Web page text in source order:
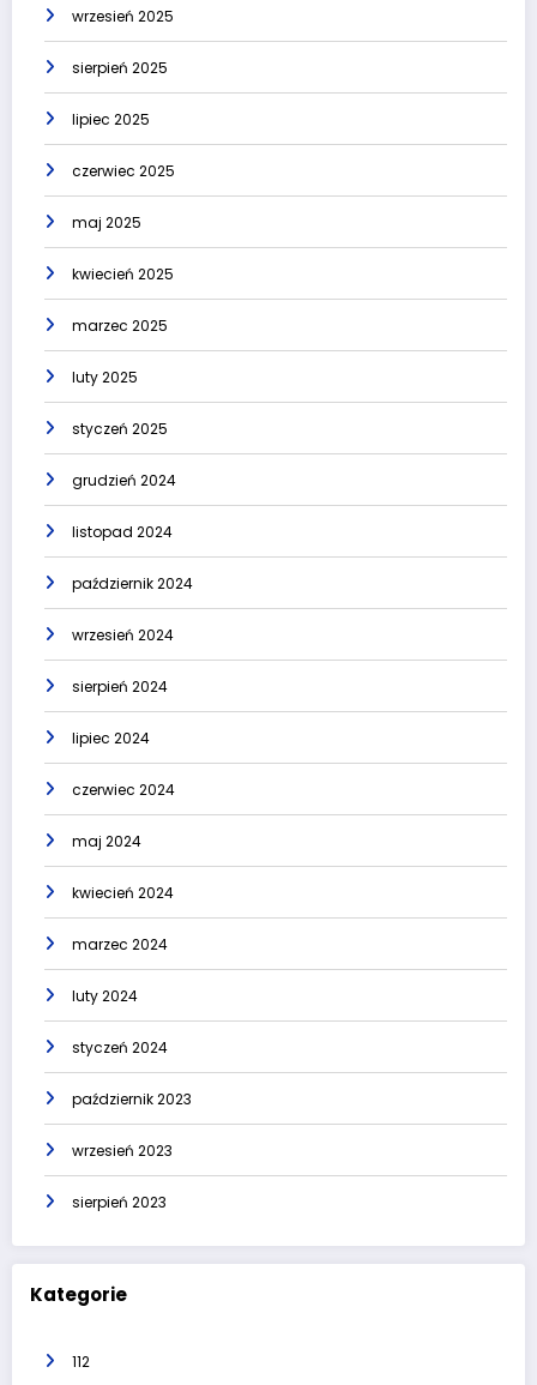
wrzesień 2025
sierpień 2025
lipiec 2025
czerwiec 2025
maj 2025
kwiecień 2025
marzec 2025
luty 2025
styczeń 2025
grudzień 2024
listopad 2024
październik 2024
wrzesień 2024
sierpień 2024
lipiec 2024
czerwiec 2024
maj 2024
kwiecień 2024
marzec 2024
luty 2024
styczeń 2024
październik 2023
wrzesień 2023
sierpień 2023
Kategorie
112